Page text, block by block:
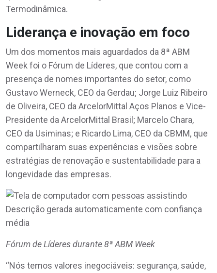
Termodinâmica.
Liderança e inovação em foco
Um dos momentos mais aguardados da 8ª ABM
Week foi o Fórum de Líderes, que contou com a
presença de nomes importantes do setor, como
Gustavo Werneck, CEO da Gerdau; Jorge Luiz Ribeiro
de Oliveira, CEO da ArcelorMittal Aços Planos e Vice-
Presidente da ArcelorMittal Brasil; Marcelo Chara,
CEO da Usiminas; e Ricardo Lima, CEO da CBMM, que
compartilharam suas experiências e visões sobre
estratégias de renovação e sustentabilidade para a
longevidade das empresas.
Fórum de Líderes durante 8ª ABM Week
“Nós temos valores inegociáveis: segurança, saúde,